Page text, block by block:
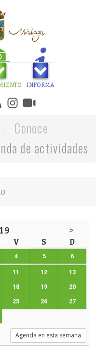
INFORMA
Conoce
de actividades
>
V S D
4 5 6
11 12 13
18 19 20
25 26 27
Agenda en esta semana